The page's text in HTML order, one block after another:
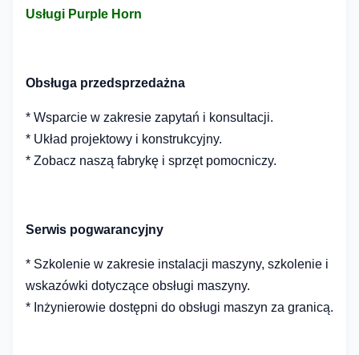
Usługi Purple Horn
Obsługa przedsprzedażna
* Wsparcie w zakresie zapytań i konsultacji.
* Układ projektowy i konstrukcyjny.
* Zobacz naszą fabrykę i sprzęt pomocniczy.
Serwis pogwarancyjny
* Szkolenie w zakresie instalacji maszyny, szkolenie i
wskazówki dotyczące obsługi maszyny.
* Inżynierowie dostępni do obsługi maszyn za granicą.